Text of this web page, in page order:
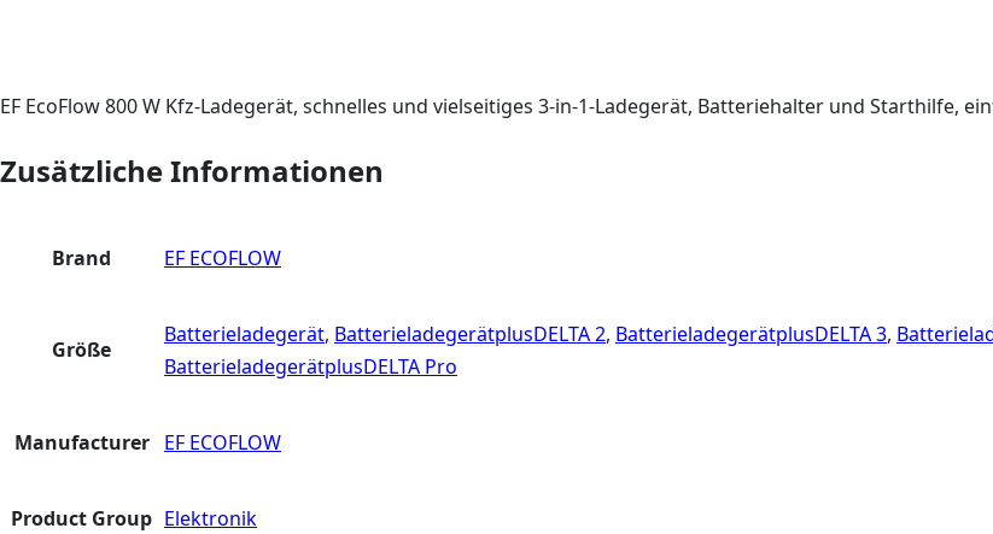
EF EcoFlow 800 W Kfz-Ladegerät, schnelles und vielseitiges 3-in-1-Ladegerät, Batteriehalter und Starthilfe,
Zusätzliche Informationen
Brand EF ECOFLOW
Größe
Batterieladegerät, BatterieladegerätplusDELTA 2, BatterieladegerätplusDELTA 3,
BatterieladegerätplusDELTA Pro
Manufacturer EF ECOFLOW
Product Group Elektronik